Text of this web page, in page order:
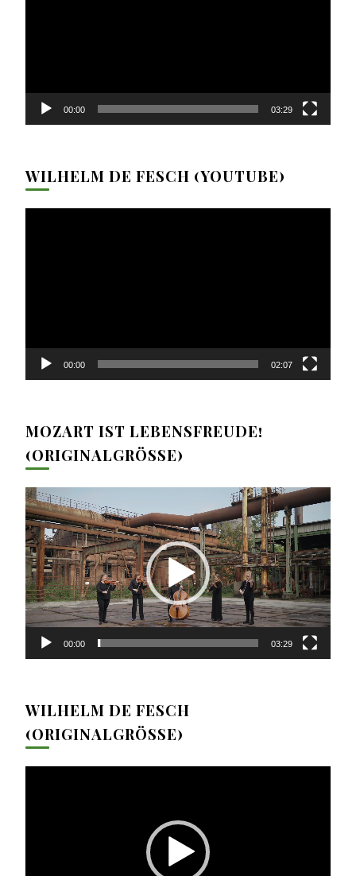
00:00 03:29
WILHELM DE FESCH (YOUTUBE)
00:00 02:07
MOZART IST LEBENSFREUDE!
(ORIGINALGRÖSSE)
Video-
Player
00:00 03:29
WILHELM DE FESCH
(ORIGINALGRÖSSE)